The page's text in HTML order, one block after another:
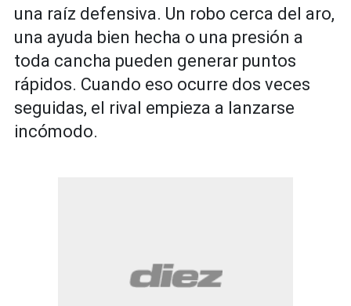
una raíz defensiva. Un robo cerca del aro,
una ayuda bien hecha o una presión a
toda cancha pueden generar puntos
rápidos. Cuando eso ocurre dos veces
seguidas, el rival empieza a lanzarse
incómodo.